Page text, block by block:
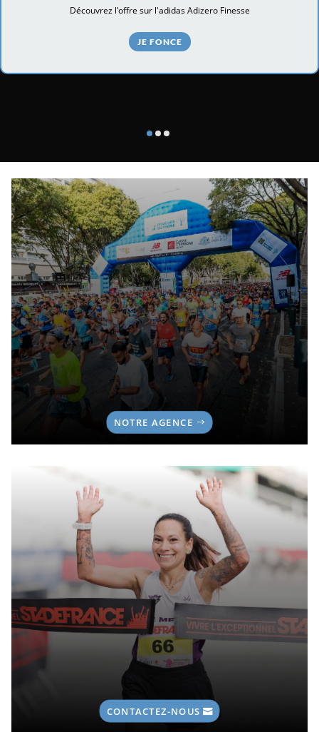
Découvrez l’offre sur l'adidas Adizero Finesse
JE FONCE
NOTRE AGENCE
CONTACTEZ-NOUS